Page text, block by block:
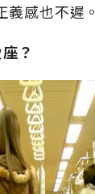
感也不遲。
？